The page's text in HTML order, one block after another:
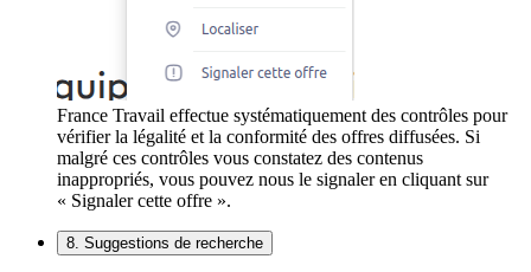
France Travail effectue systématiquement des contrôles pour
vérifier la légalité et la conformité des offres diffusées. Si
malgré ces contrôles vous constatez des contenus
inappropriés, vous pouvez nous le signaler en cliquant sur
« Signaler cette offre ».
8. Suggestions de recherche